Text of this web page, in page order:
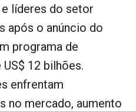
líderes do setor
após o anúncio do
programa de
12 bilhões.
enfrentam
no mercado, aumento